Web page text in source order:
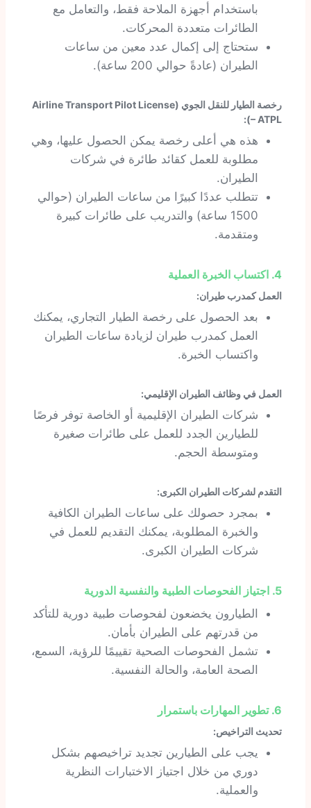
باستخدام أجهزة الملاحة فقط، والتعامل مع
الطائرات متعددة المحركات.
ستحتاج إلى إكمال عدد معين من ساعات
الطيران (عادةً حوالي 200 ساعة).
رخصة الطيار للنقل الجوي (Airline Transport Pilot License
– ATPL):
هذه هي أعلى رخصة يمكن الحصول عليها، وهي
مطلوبة للعمل كقائد طائرة في شركات
الطيران.
تتطلب عددًا كبيرًا من ساعات الطيران (حوالي
1500 ساعة) والتدريب على طائرات كبيرة
ومتقدمة.
4. اكتساب الخبرة العملية
العمل كمدرب طيران:
بعد الحصول على رخصة الطيار التجاري، يمكنك
العمل كمدرب طيران لزيادة ساعات الطيران
واكتساب الخبرة.
العمل في وظائف الطيران الإقليمي:
شركات الطيران الإقليمية أو الخاصة توفر فرصًا
للطيارين الجدد للعمل على طائرات صغيرة
ومتوسطة الحجم.
التقدم لشركات الطيران الكبرى:
بمجرد حصولك على ساعات الطيران الكافية
والخبرة المطلوبة، يمكنك التقديم للعمل في
شركات الطيران الكبرى.
5. اجتياز الفحوصات الطبية والنفسية الدورية
الطيارون يخضعون لفحوصات طبية دورية للتأكد
من قدرتهم على الطيران بأمان.
تشمل الفحوصات الصحية تقييمًا للرؤية، السمع،
الصحة العامة، والحالة النفسية.
6. تطوير المهارات باستمرار
تحديث التراخيص:
يجب على الطيارين تجديد تراخيصهم بشكل
دوري من خلال اجتياز الاختبارات النظرية
والعملية.